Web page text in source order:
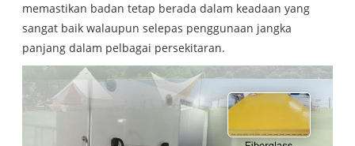
memastikan badan tetap berada dalam keadaan yang
sangat baik walaupun selepas penggunaan jangka
panjang dalam pelbagai persekitaran.